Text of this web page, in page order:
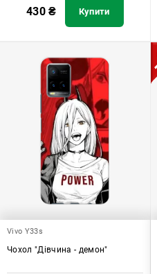
430₴ Купити
Vivo Y33s
Чохол "Дівчина - демон"